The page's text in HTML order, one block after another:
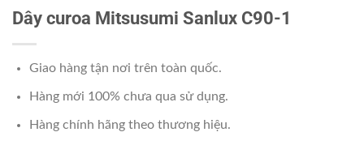
Dây curoa Mitsusumi Sanlux C90-1
Giao hàng tận nơi trên toàn quốc.
Hàng mới 100% chưa qua sử dụng.
Hàng chính hãng theo thương hiệu.